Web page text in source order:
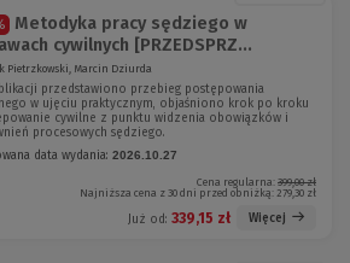
Metodyka pracy sędziego w
cywilnych [PRZEDSPRZ...
Pietrzkowski, Marcin Dziurda
przedstawiono przebieg postępowania
w ujęciu praktycznym, objaśniono krok po kroku
cywilne z punktu widzenia obowiązków i
procesowych sędziego.
data wydania: 2026.10.27
Cena regularna: 399,00 zł
Najniższa cena z 30 dni przed obniżką: 279,30 zł
Już od: 339,15 zł Więcej